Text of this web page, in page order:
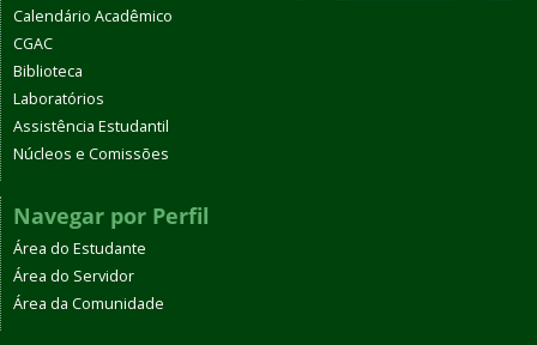
Calendário Acadêmico
CGAC
Biblioteca
Laboratórios
Assistência Estudantil
Núcleos e Comissões
Navegar por Perfil
Área do Estudante
Área do Servidor
Área da Comunidade